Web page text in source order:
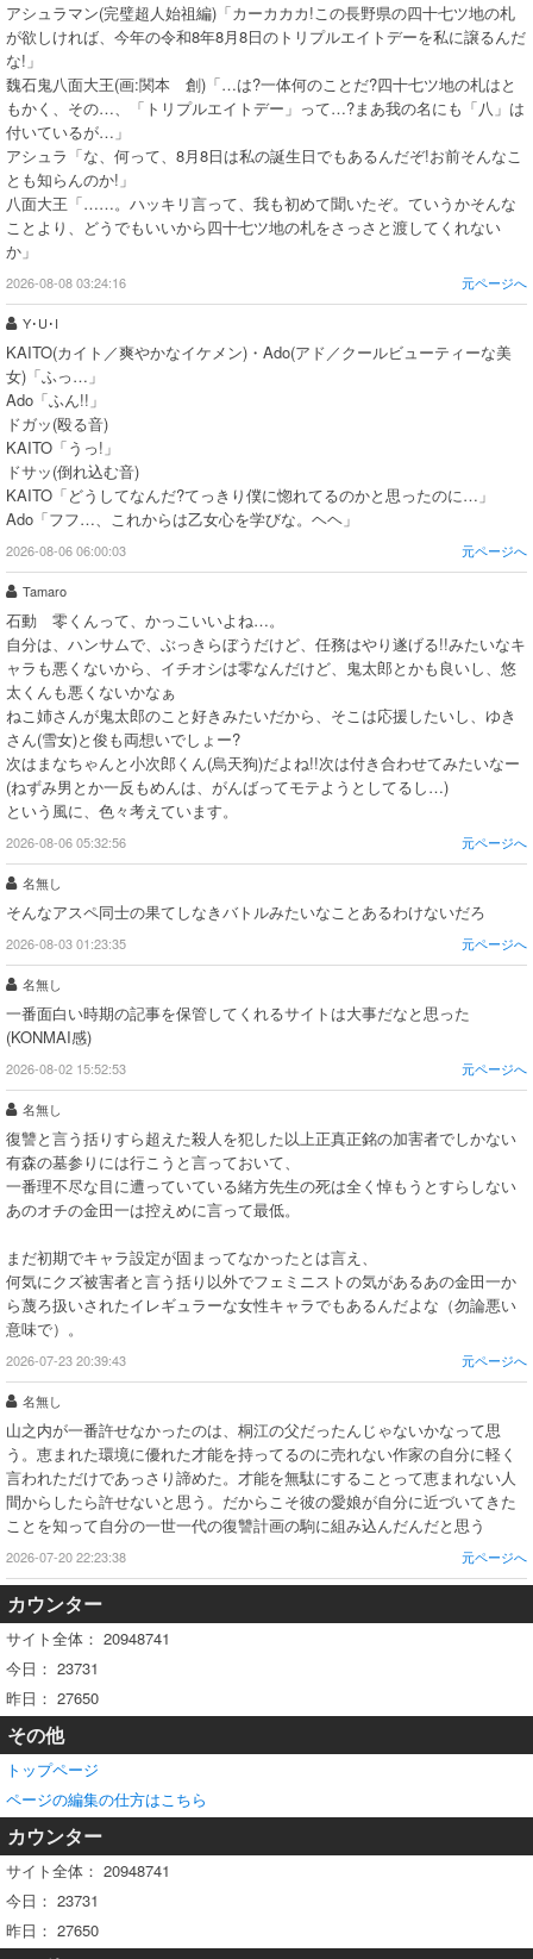
アシュラマン(完璧超人始祖編)「カーカカカ!この長野県の四十七ツ地の札
が欲しければ、今年の令和8年8月8日のトリプルエイトデーを私に譲るんだ
な!」
魏石鬼八面大王(画:関本 創)「…は?一体何のことだ?四十七ツ地の札はと
もかく、その…、「トリプルエイトデー」って…?まあ我の名にも「八」は
付いているが…」
アシュラ「な、何って、8月8日は私の誕生日でもあるんだぞ!お前そんなこ
とも知らんのか!」
八面大王「……。ハッキリ言って、我も初めて聞いたぞ。ていうかそんな
ことより、どうでもいいから四十七ツ地の札をさっさと渡してくれない
か」
2026-08-08 03:24:16 元ページへ
Y･U･I
KAITO(カイト／爽やかなイケメン)・Ado(アド／クールビューティーな美
女)「ふっ…」
Ado「ふん!!」
ドガッ(殴る音)
KAITO「うっ!」
ドサッ(倒れ込む音)
KAITO「どうしてなんだ?てっきり僕に惚れてるのかと思ったのに…」
Ado「フフ…、これからは乙女心を学びな。ヘヘ」
2026-08-06 06:00:03 元ページへ
Tamaro
石動 零くんって、かっこいいよね…。
自分は、ハンサムで、ぶっきらぼうだけど、任務はやり遂げる!!みたいなキ
ャラも悪くないから、イチオシは零なんだけど、鬼太郎とかも良いし、悠
太くんも悪くないかなぁ
ねこ姉さんが鬼太郎のこと好きみたいだから、そこは応援したいし、ゆき
さん(雪女)と俊も両想いでしょー?
次はまなちゃんと小次郎くん(烏天狗)だよね!!次は付き合わせてみたいなー
(ねずみ男とか一反もめんは、がんばってモテようとしてるし…)
という風に、色々考えています。
2026-08-06 05:32:56 元ページへ
名無し
そんなアスペ同士の果てしなきバトルみたいなことあるわけないだろ
2026-08-03 01:23:35 元ページへ
名無し
一番面白い時期の記事を保管してくれるサイトは大事だなと思った
(KONMAI感)
2026-08-02 15:52:53 元ページへ
名無し
復讐と言う括りすら超えた殺人を犯した以上正真正銘の加害者でしかない
有森の墓参りには行こうと言っておいて、
一番理不尽な目に遭っていている緒方先生の死は全く悼もうとすらしない
あのオチの金田一は控えめに言って最低。
まだ初期でキャラ設定が固まってなかったとは言え、
何気にクズ被害者と言う括り以外でフェミニストの気があるあの金田一か
ら蔑ろ扱いされたイレギュラーな女性キャラでもあるんだよな（勿論悪い
意味で）。
2026-07-23 20:39:43 元ページへ
名無し
山之内が一番許せなかったのは、桐江の父だったんじゃないかなって思
う。恵まれた環境に優れた才能を持ってるのに売れない作家の自分に軽く
言われただけであっさり諦めた。才能を無駄にすることって恵まれない人
間からしたら許せないと思う。だからこそ彼の愛娘が自分に近づいてきた
ことを知って自分の一世一代の復讐計画の駒に組み込んだんだと思う
2026-07-20 22:23:38 元ページへ
カウンター
サイト全体： 20948741
今日： 23731
昨日： 27650
その他
トップページ
ページの編集の仕方はこちら
カウンター
サイト全体： 20948741
今日： 23731
昨日： 27650